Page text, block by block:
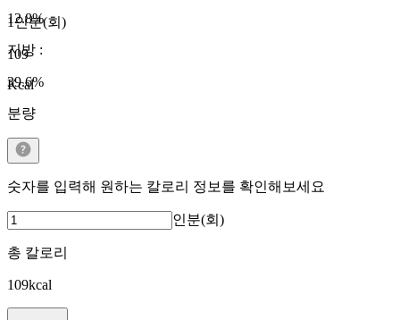
1인분(회)
109
Kcal
12.8%
지방 :
39.6%
분량
숫자를 입력해 원하는 칼로리 정보를 확인해보세요
인분(회)
총 칼로리
109kcal